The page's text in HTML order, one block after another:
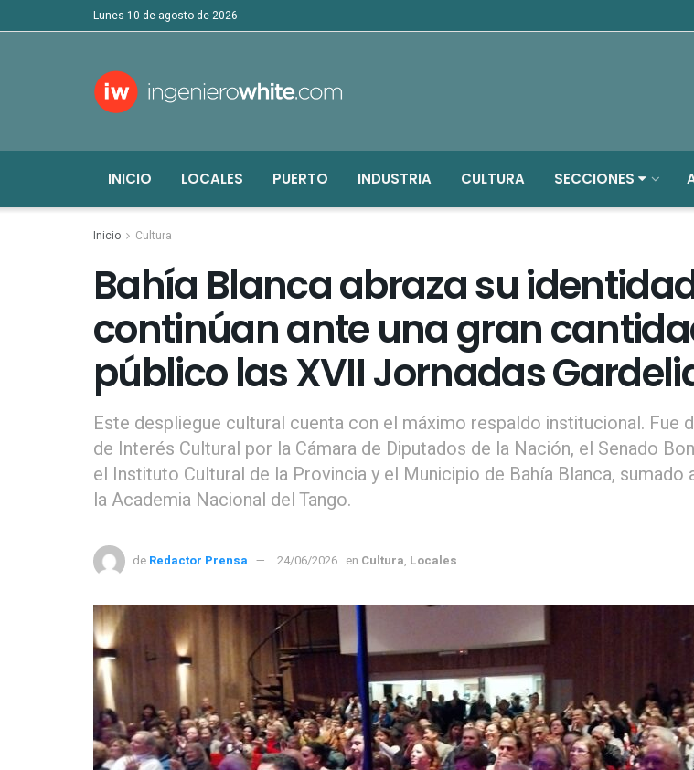
lunes 10 de agosto de 2026
INICIO LOCALES PUERTO INDUSTRIA CULTURA SECCIONES
Inicio Cultura
Bahía Blanca abraza su
continúan ante una gran
público las XVII Jornadas
Este despliegue cultural cuenta con el máximo respaldo institucional. Fue
de Interés Cultural por la Cámara de Diputados de la Nación, el Senado
el Instituto Cultural de la Provincia y el Municipio de Bahía Blanca, sumado
la Academia Nacional del Tango.
de Redactor Prensa 24/06/2026 en Cultura, Locales